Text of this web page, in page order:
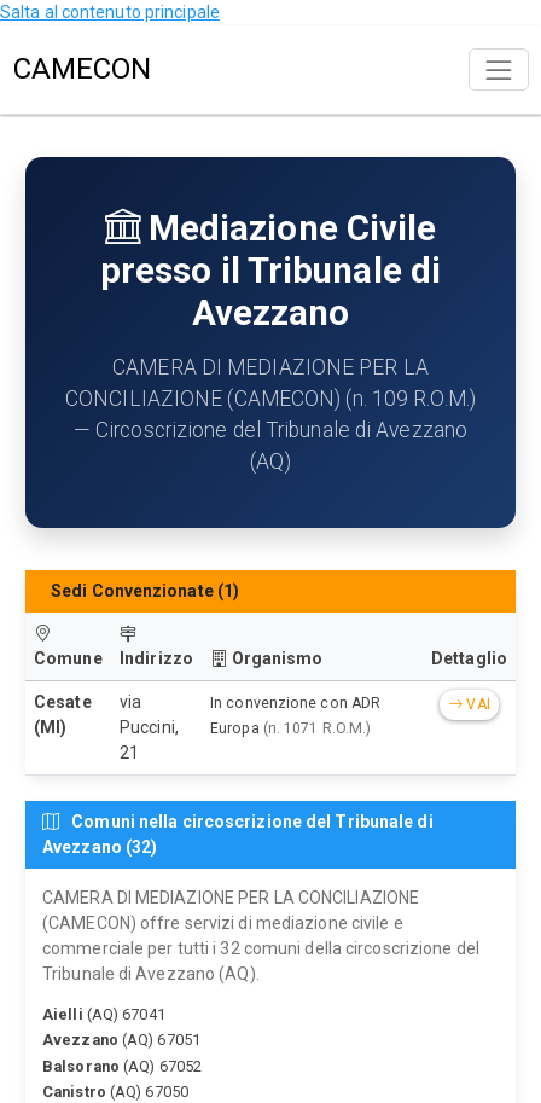
Salta al contenuto principale
CAMECON
Mediazione Civile
presso il Tribunale di
Avezzano
CAMERA DI MEDIAZIONE PER LA
CONCILIAZIONE (CAMECON) (n. 109 R.O.M.)
— Circoscrizione del Tribunale di Avezzano
(AQ)
Sedi Convenzionate (1)
Comune Indirizzo Organismo Dettaglio
Cesate
(MI)
via
Puccini,
21
In convenzione con ADR
Europa (n. 1071 R.O.M.)
VAI
Comuni nella circoscrizione del Tribunale di
Avezzano (32)
CAMERA DI MEDIAZIONE PER LA CONCILIAZIONE
(CAMECON) offre servizi di mediazione civile e
commerciale per tutti i 32 comuni della circoscrizione del
Tribunale di Avezzano (AQ).
Aielli (AQ) 67041
Avezzano (AQ) 67051
Balsorano (AQ) 67052
Canistro (AQ) 67050